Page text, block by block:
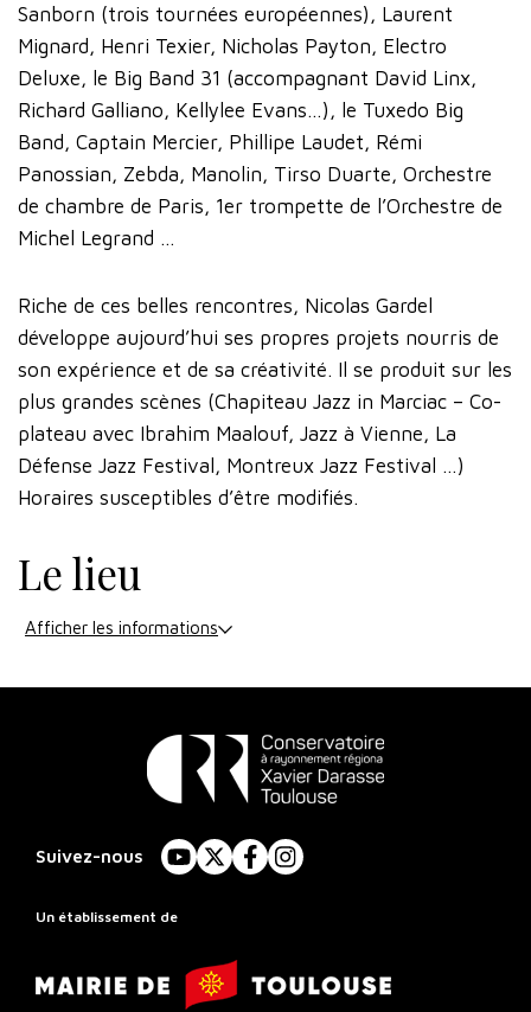
Sanborn (trois tournées européennes), Laurent
Mignard, Henri Texier, Nicholas Payton, Electro
Deluxe, le Big Band 31 (accompagnant David Linx,
Richard Galliano, Kellylee Evans…), le Tuxedo Big
Band, Captain Mercier, Phillipe Laudet, Rémi
Panossian, Zebda, Manolin, Tirso Duarte, Orchestre
de chambre de Paris, 1er trompette de l’Orchestre de
Michel Legrand …
Riche de ces belles rencontres, Nicolas Gardel
développe aujourd’hui ses propres projets nourris de
son expérience et de sa créativité. Il se produit sur les
plus grandes scènes (Chapiteau Jazz in Marciac – Co-
plateau avec Ibrahim Maalouf, Jazz à Vienne, La
Défense Jazz Festival, Montreux Jazz Festival …)
Horaires susceptibles d’être modifiés.
Le lieu
Afficher les informations
Rayonnement
Régional
Toulouse
Suivez-nous
YouTube
X FacebookInstagram
Un établissement de
Mairie
de